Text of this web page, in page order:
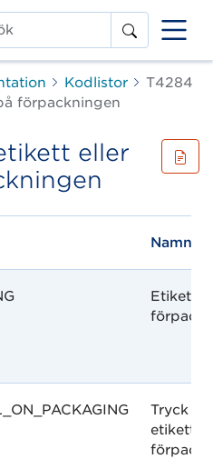
Sök
Kodlistor
T4284
förpackningen
eller
Namn
Etikett
Tryck
etikett